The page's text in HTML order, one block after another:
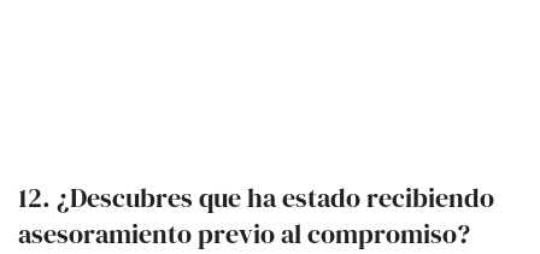
12. ¿Descubres que ha estado recibiendo
asesoramiento previo al compromiso?